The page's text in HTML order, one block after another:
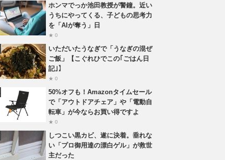
ホンマでっか池田教授が警鐘。近い
うちにやってくる、子どもの思考力
を「AIが奪う」日
★ 0
いただいたうなぎで「うなぎの混ぜ
ご飯」【こぐれひでこの｢ごはん日
記｣】
★ 0
50%オフも！Amazonタイムセール
で「アウトドアチェア」や「電動自
転車」が今ならお買い得ですよ
★ 0
しつこい黒カビ、遂に決着。垂れな
い「プロ御用達の漂白ゲル」が救世
主だった